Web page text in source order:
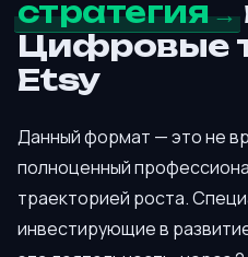
стратегия
Цифровые
Etsy
Данный формат — это не
полноценный
траекторией роста.
инвестирующие в